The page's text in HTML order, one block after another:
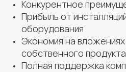
Конкурентное
Прибыль от
оборудования
Экономия на вложениях
собственного продукта
Полная поддержка